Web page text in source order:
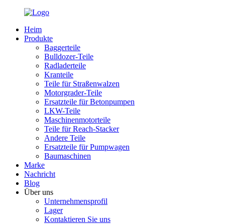
Heim
Produkte
Baggerteile
Bulldozer-Teile
Radladerteile
Kranteile
Teile für Straßenwalzen
Motorgrader-Teile
Ersatzteile für Betonpumpen
LKW-Teile
Maschinenmotorteile
Teile für Reach-Stacker
Andere Teile
Ersatzteile für Pumpwagen
Baumaschinen
Marke
Nachricht
Blog
Über uns
Unternehmensprofil
Lager
Kontaktieren Sie uns